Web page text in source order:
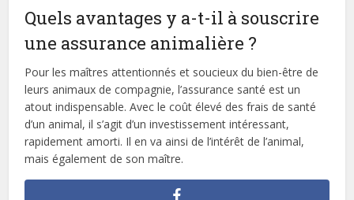
Quels avantages y a-t-il à souscrire
une assurance animalière ?
Pour les maîtres attentionnés et soucieux du bien-être de
leurs animaux de compagnie, l’assurance santé est un
atout indispensable. Avec le coût élevé des frais de santé
d’un animal, il s’agit d’un investissement intéressant,
rapidement amorti. Il en va ainsi de l’intérêt de l’animal,
mais également de son maître.